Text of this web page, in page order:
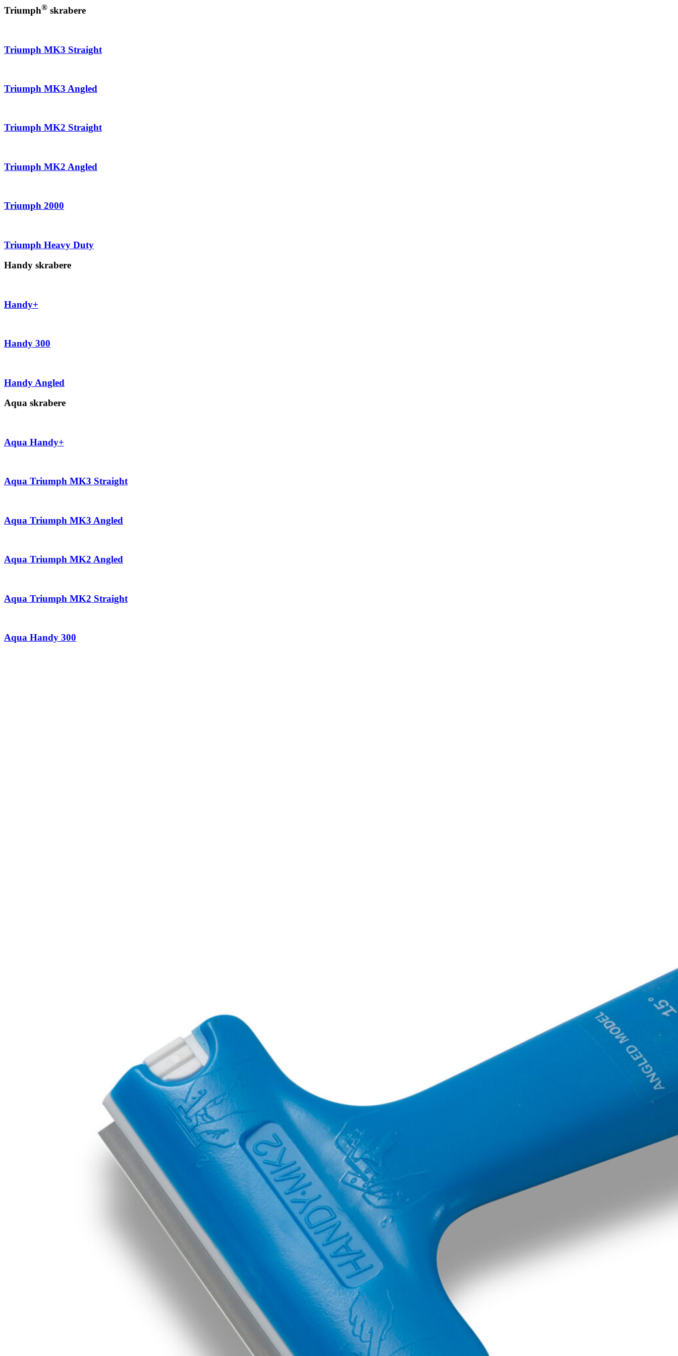
Triumph® skrabere
Triumph MK3 Straight
Triumph MK3 Angled
Triumph MK2 Straight
Triumph MK2 Angled
Triumph 2000
Triumph Heavy Duty
Handy skrabere
Handy+
Handy 300
Handy Angled
Aqua skrabere
Aqua Handy+
Aqua Triumph MK3 Straight
Aqua Triumph MK3 Angled
Aqua Triumph MK2 Angled
Aqua Triumph MK2 Straight
Aqua Handy 300